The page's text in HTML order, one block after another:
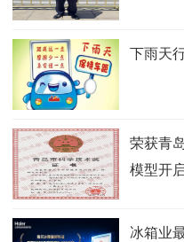
下雨天
荣获青
模型开
冰箱业